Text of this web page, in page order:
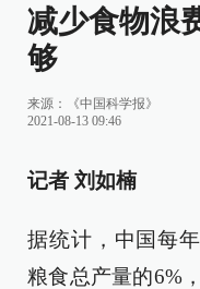
减少食物浪
够
来源：
《中国科学报》
2021-08-13 09:46
记者 刘如楠
据统计，中国每
粮食总产量的6%